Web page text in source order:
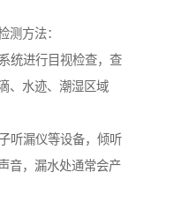
测方法：
统进行目视检查，查
、水迹、潮湿区域
听漏仪等设备，倾听
音，漏水处通常会产